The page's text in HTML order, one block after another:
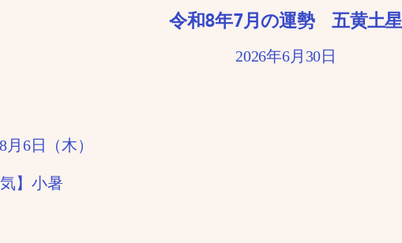
令和8年7月の運勢 五黄土星
2026年6月30日
6日（木）
】小暑